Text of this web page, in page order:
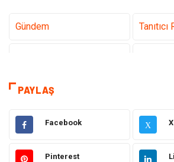
Gündem
Dekorasyon
Eğitim Hukuk
Ulaşım ve Taşımacılık Yapı
PAYLAŞ
Facebook X
Pinterest